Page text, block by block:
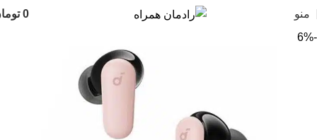
منو 0
-6%